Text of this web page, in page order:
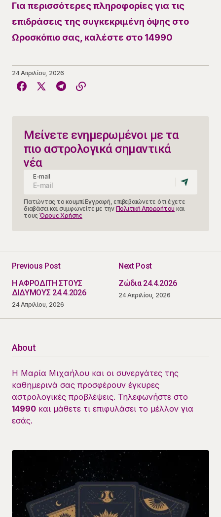
Για περισσότερες πληροφορίες για τις
επιδράσεις της συγκεκριμένη όψης στο
Ωροσκόπιο σας, καλέστε στο 14990
24 Απριλίου, 2026
Μείνετε ενημερωμένοι με τα
πιο αστρολογικά σημαντικά
νέα
E-mail
Πατώντας το κουμπί Εγγραφή, επιβεβαιώνετε ότι έχετε
διαβάσει και συμφωνείτε με την Πολιτική Απορρήτου και
τους Όρους Χρήσης
Previous Post
Η ΑΦΡΟΔΙΤΗ ΣΤΟΥΣ
ΔΙΔΥΜΟΥΣ 24.4.2026
24 Απριλίου, 2026
Next Post
Ζώδια 24.4.2026
24 Απριλίου, 2026
About
Η Μαρία Μιχαήλου και οι συνεργάτες της
καθημερινά σας προσφέρουν έγκυρες
αστρολογικές προβλέψεις. Τηλεφωνήστε στο
14990 και μάθετε τι επιφυλάσει το μέλλον για
εσάς.